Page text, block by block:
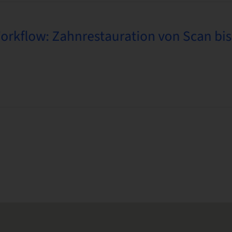
Zahnrestauration von Scan bis